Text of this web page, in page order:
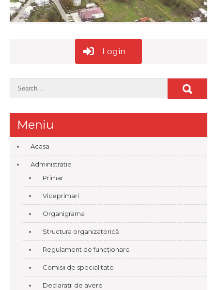
Login
Meniu
Acasa
Administratie
Primar
Viceprimari
Organigrama
Structura organizatorică
Regulament de funcționare
Comisii de specialitate
Declarații de avere